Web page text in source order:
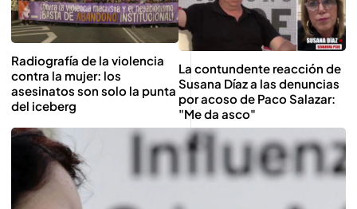
Radiografía de la violencia
contra la mujer: los
asesinatos son solo la punta
del iceberg
La contundente reacción de
Susana Díaz a las denuncias
por acoso de Paco Salazar:
"Me da asco"